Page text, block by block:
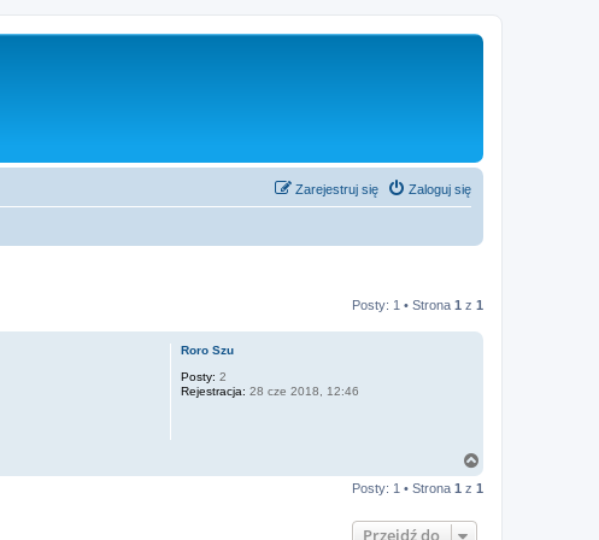
Zaloguj się
Zarejestruj się
Posty: 1 • Strona 1 z 1
Roro Szu
Posty: 2
Rejestracja: 28 cze 2018, 12:46
g
Posty: 1 • Strona 1 z 1
Przejdź do